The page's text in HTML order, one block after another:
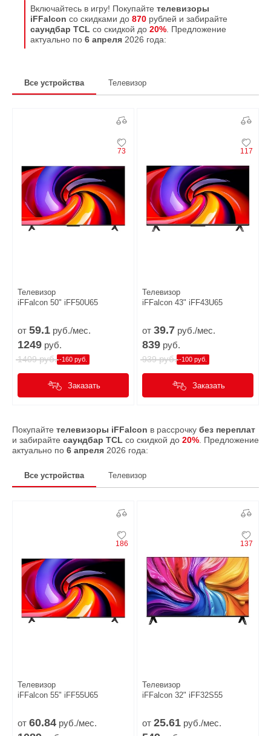
Включайтесь в игру! Покупайте телевизоры
iFFalcon со скидками до 870 рублей и забирайте
саундбар TCL со скидкой до 20%. Предложение
актуально по 6 апреля 2026 года:
Все устройства Телевизор
73
Телевизор
iFFalcon 50" iFF50U65
от 59.1 руб./мес.
1249 руб.
1409руб. -160 руб.
Заказать
117
Телевизор
iFFalcon 43" iFF43U65
от 39.7 руб./мес.
839 руб.
939руб. -100 руб.
Заказать
Покупайте телевизоры iFFalcon в рассрочку без переплат
и забирайте саундбар TCL со скидкой до 20%. Предложение
актуально по 6 апреля 2026 года:
Все устройства Телевизор
186
Телевизор
iFFalcon 55" iFF55U65
от 60.84 руб./мес.
137
Телевизор
iFFalcon 32" iFF32S55
от 25.61 руб./мес.